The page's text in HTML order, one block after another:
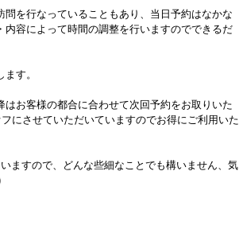
を行なっていることもあり、当日予約はなかな
容によって時間の調整を行いますのでできるだ
す。
お客様の都合に合わせて次回予約をお取りいた
にさせていただいていますのでお得にご利用いた
ますので、どんな些細なことでも構いません、気